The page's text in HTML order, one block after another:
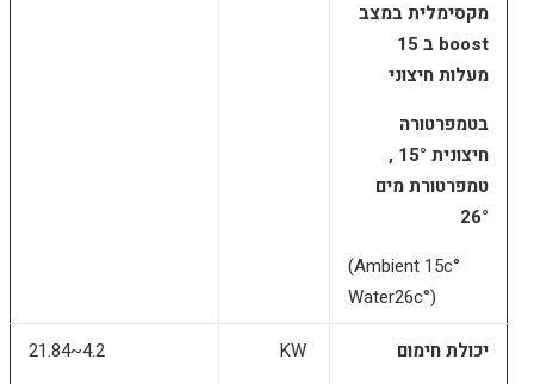
מקסימלית במצב
boost ב 15
מעלות חיצוני
בטמפרטורה
חיצונית 15° ,
טמפרטורת מים
26°
(Ambient 15c°
Water26c°)
יכולת חימום
KW
21.84~4.2